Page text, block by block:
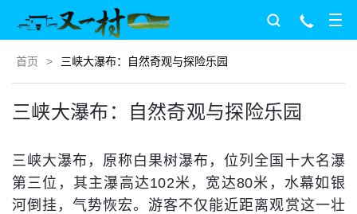
首页 > 三峡大瀑布：自然奇观与探险乐园
三峡大瀑布：自然奇观与探险乐园
三峡大瀑布，原称白果树瀑布，位列全国十大名瀑
第三位，其主瀑高达102米，宽达80米，水幕如银
河倒挂，气势恢宏。游客不仅能近距离观赏这一壮